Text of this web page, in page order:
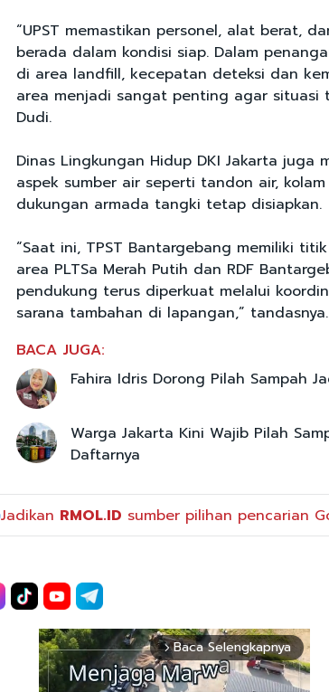
“UPST memastikan personel, alat berat,
berada dalam kondisi siap. Dalam
di area landfill, kecepatan deteksi dan
area menjadi sangat penting agar situasi
Dudi.
Dinas Lingkungan Hidup DKI Jakarta juga
aspek sumber air seperti tandon air,
dukungan armada tangki tetap disiapkan.
“Saat ini, TPST Bantargebang memiliki
area PLTSa Merah Putih dan RDF
pendukung terus diperkuat melalui
sarana tambahan di lapangan,” tandasnya.
BACA JUGA:
Fahira Idris Dorong Pilah Sampah
Warga Jakarta Kini Wajib Pilah
Daftarnya
Jadikan RMOL.ID sumber pilihan pencarian
arrow_forward_ios Baca Selengkapnya